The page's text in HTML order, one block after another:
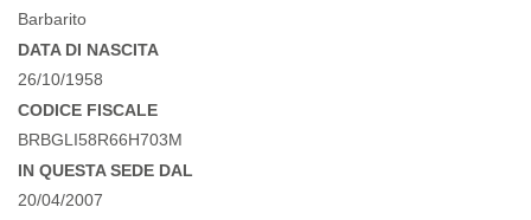
Barbarito
DATA DI NASCITA
26/10/1958
CODICE FISCALE
BRBGLI58R66H703M
IN QUESTA SEDE DAL
20/04/2007